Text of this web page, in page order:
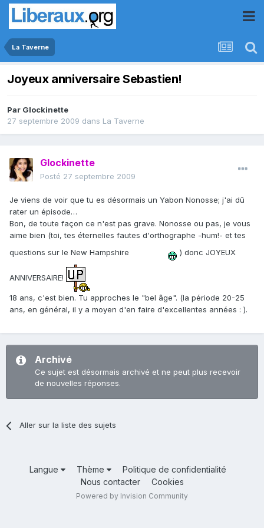
La Taverne
Joyeux anniversaire Sebastien!
Par Glockinette
27 septembre 2009 dans La Taverne
Glockinette
Posté 27 septembre 2009
Je viens de voir que tu es désormais un Yabon Nonosse; j'ai dû
rater un épisode…
Bon, de toute façon ce n'est pas grave. Nonosse ou pas, je vous
aime bien (toi, tes éternelles fautes d'orthographe -hum!- et tes
questions sur le New Hampshire
) donc JOYEUX
ANNIVERSAIRE!
18 ans, c'est bien. Tu approches le "bel âge". (la période 20-25
ans, en général, il y a moyen d'en faire d'excellentes années : ).
Archivé
Ce sujet est désormais archivé et ne peut plus recevoir
de nouvelles réponses.
Aller sur la liste des sujets
Langue Thème
Politique de confidentialité
Nous contacter
Cookies
Powered by Invision Community